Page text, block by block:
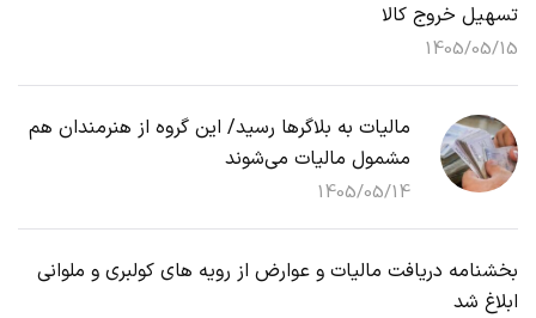
تسهیل خروج کالا
1405/05/15
مالیات به بلاگرها رسید/ این گروه از هنرمندان هم
مشمول مالیات می‌شوند
1405/05/14
بخشنامه دریافت مالیات و عوارض از رویه های کولبری و ملوانی
ابلاغ شد